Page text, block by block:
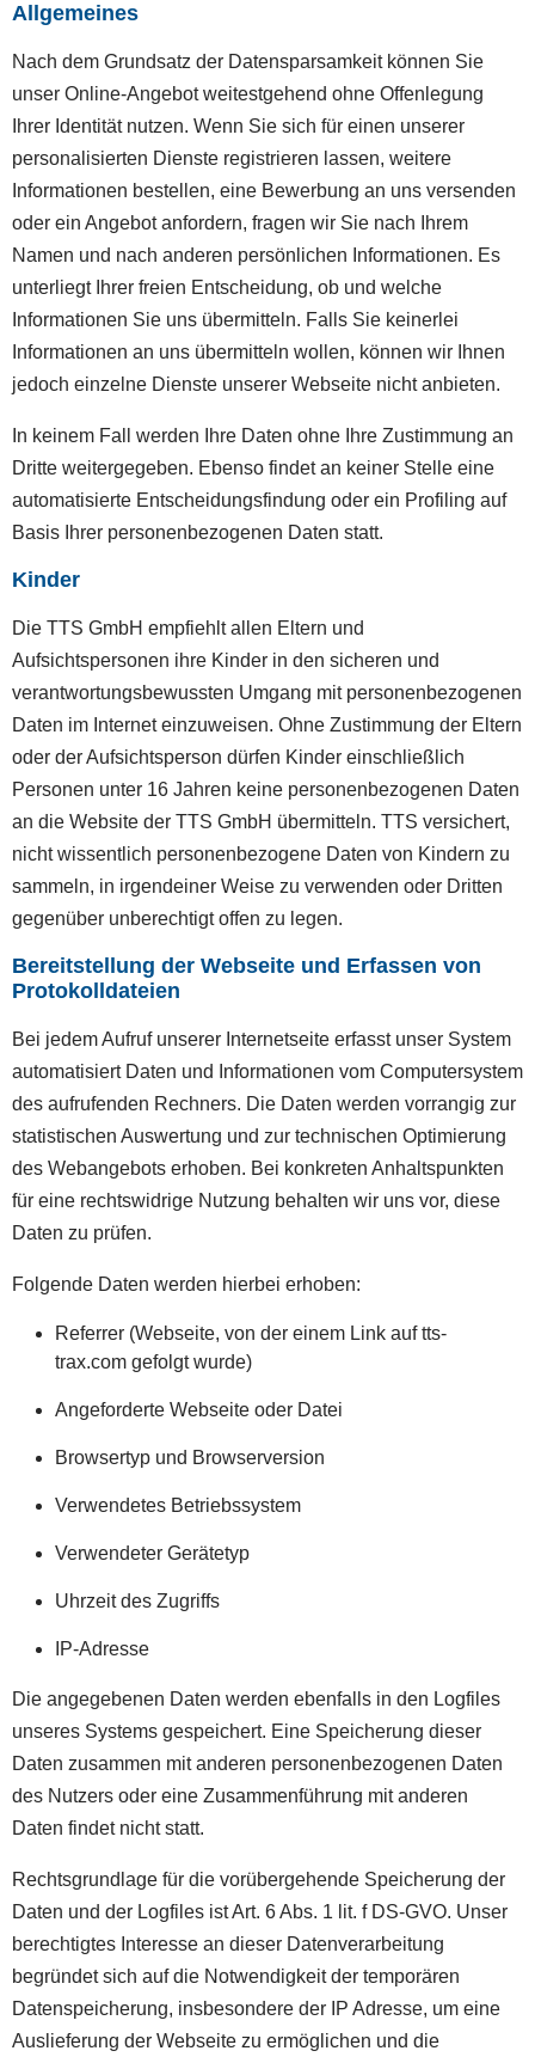
Allgemeines
Nach dem Grundsatz der Datensparsamkeit können Sie
unser Online-Angebot weitestgehend ohne Offenlegung
Ihrer Identität nutzen. Wenn Sie sich für einen unserer
personalisierten Dienste registrieren lassen, weitere
Informationen bestellen, eine Bewerbung an uns versenden
oder ein Angebot anfordern, fragen wir Sie nach Ihrem
Namen und nach anderen persönlichen Informationen. Es
unterliegt Ihrer freien Entscheidung, ob und welche
Informationen Sie uns übermitteln. Falls Sie keinerlei
Informationen an uns übermitteln wollen, können wir Ihnen
jedoch einzelne Dienste unserer Webseite nicht anbieten.
In keinem Fall werden Ihre Daten ohne Ihre Zustimmung an
Dritte weitergegeben. Ebenso findet an keiner Stelle eine
automatisierte Entscheidungsfindung oder ein Profiling auf
Basis Ihrer personenbezogenen Daten statt.
Kinder
Die TTS GmbH empfiehlt allen Eltern und
Aufsichtspersonen ihre Kinder in den sicheren und
verantwortungsbewussten Umgang mit personenbezogenen
Daten im Internet einzuweisen. Ohne Zustimmung der Eltern
oder der Aufsichtsperson dürfen Kinder einschließlich
Personen unter 16 Jahren keine personenbezogenen Daten
an die Website der TTS GmbH übermitteln. TTS versichert,
nicht wissentlich personenbezogene Daten von Kindern zu
sammeln, in irgendeiner Weise zu verwenden oder Dritten
gegenüber unberechtigt offen zu legen.
Bereitstellung der Webseite und Erfassen von
Protokolldateien
Bei jedem Aufruf unserer Internetseite erfasst unser System
automatisiert Daten und Informationen vom Computersystem
des aufrufenden Rechners. Die Daten werden vorrangig zur
statistischen Auswertung und zur technischen Optimierung
des Webangebots erhoben. Bei konkreten Anhaltspunkten
für eine rechtswidrige Nutzung behalten wir uns vor, diese
Daten zu prüfen.
Folgende Daten werden hierbei erhoben:
Referrer (Webseite, von der einem Link auf tts-
trax.com gefolgt wurde)
Angeforderte Webseite oder Datei
Browsertyp und Browserversion
Verwendetes Betriebssystem
Verwendeter Gerätetyp
Uhrzeit des Zugriffs
IP-Adresse
Die angegebenen Daten werden ebenfalls in den Logfiles
unseres Systems gespeichert. Eine Speicherung dieser
Daten zusammen mit anderen personenbezogenen Daten
des Nutzers oder eine Zusammenführung mit anderen
Daten findet nicht statt.
Rechtsgrundlage für die vorübergehende Speicherung der
Daten und der Logfiles ist Art. 6 Abs. 1 lit. f DS-GVO. Unser
berechtigtes Interesse an dieser Datenverarbeitung
begründet sich auf die Notwendigkeit der temporären
Datenspeicherung, insbesondere der IP Adresse, um eine
Auslieferung der Webseite zu ermöglichen und die